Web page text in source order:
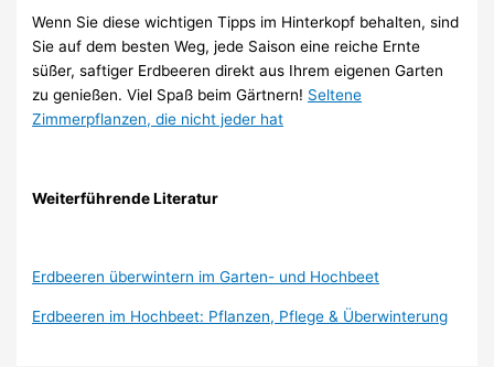
Wenn Sie diese wichtigen Tipps im Hinterkopf behalten, sind
Sie auf dem besten Weg, jede Saison eine reiche Ernte
süßer, saftiger Erdbeeren direkt aus Ihrem eigenen Garten
zu genießen. Viel Spaß beim Gärtnern! Seltene
Zimmerpflanzen, die nicht jeder hat
Weiterführende Literatur
Erdbeeren überwintern im Garten- und Hochbeet
Erdbeeren im Hochbeet: Pflanzen, Pflege & Überwinterung